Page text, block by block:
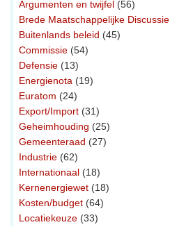
Argumenten en twijfel (56)
Brede Maatschappelijke Discussie
Buitenlands beleid (45)
Commissie (54)
Defensie (13)
Energienota (19)
Euratom (24)
Export/Import (31)
Geheimhouding (25)
Gemeenteraad (27)
Industrie (62)
Internationaal (18)
Kernenergiewet (18)
Kosten/budget (64)
Locatiekeuze (33)